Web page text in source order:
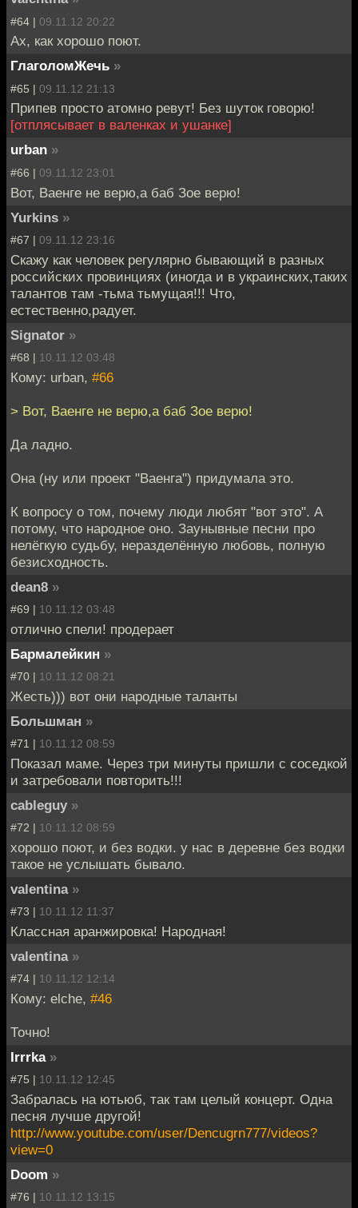
#64 | 09.11.12 20:22
Ах, как хорошо поют.
ГлаголомЖечь »
#65 | 09.11.12 21:13
Припев просто атомно ревут! Без шуток говорю!
[отплясывает в валенках и ушанке]
urban »
#66 | 09.11.12 23:01
Вот, Ваенге не верю,а баб Зое верю!
Yurkins »
#67 | 09.11.12 23:16
Скажу как человек регулярно бывающий в разных
российских провинциях (иногда и в украинских,таких
талантов там -тьма тьмущая!!! Что,
естественно,радует.
Signator »
#68 | 10.11.12 03:48
Кому: urban, #66
> Вот, Ваенге не верю,а баб Зое верю!
Да ладно.
Она (ну или проект "Ваенга") придумала это.
К вопросу о том, почему люди любят "вот это". А
потому, что народное оно. Заунывные песни про
нелёгкую судьбу, неразделённую любовь, полную
безисходность.
dean8 »
#69 | 10.11.12 03:48
отлично спели! продерает
Бармалейкин »
#70 | 10.11.12 08:21
Жесть))) вот они народные таланты
Большман »
#71 | 10.11.12 08:59
Показал маме. Через три минуты пришли с соседкой
и затребовали повторить!!!
cableguy »
#72 | 10.11.12 08:59
хорошо поют, и без водки. у нас в деревне без водки
такое не услышать бывало.
valentina »
#73 | 10.11.12 11:37
Классная аранжировка! Народная!
valentina »
#74 | 10.11.12 12:14
Кому: elche, #46
Точно!
Irrrka »
#75 | 10.11.12 12:45
Забралась на ютьюб, так там целый концерт. Одна
песня лучше другой!
http://www.youtube.com/user/Dencugrn777/videos?
view=0
Doom »
#76 | 10.11.12 13:15